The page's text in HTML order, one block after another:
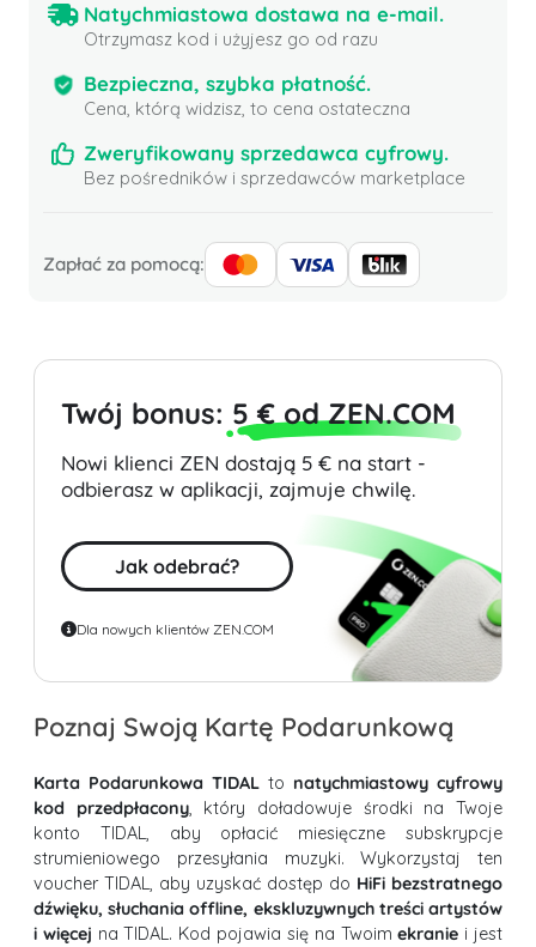
Natychmiastowa dostawa na e-mail.
Otrzymasz kod i użyjesz go od razu
Bezpieczna, szybka płatność.
Cena, którą widzisz, to cena ostateczna
Zweryfikowany sprzedawca cyfrowy.
Bez pośredników i sprzedawców marketplace
Zapłać za pomocą:
Twój bonus: 5 € od ZEN.COM
Nowi klienci ZEN dostają 5 € na start -
odbierasz w aplikacji, zajmuje chwilę.
Jak odebrać?
Dla nowych klientów ZEN.COM
Poznaj Swoją Kartę Podarunkową
Karta Podarunkowa TIDAL to natychmiastowy cyfrowy
kod przedpłacony, który doładowuje środki na Twoje
konto TIDAL, aby opłacić miesięczne subskrypcje
strumieniowego przesyłania muzyki. Wykorzystaj ten
voucher TIDAL, aby uzyskać dostęp do HiFi bezstratnego
dźwięku, słuchania offline, ekskluzywnych treści artystów
i więcej na TIDAL. Kod pojawia się na Twoimekranie i jest